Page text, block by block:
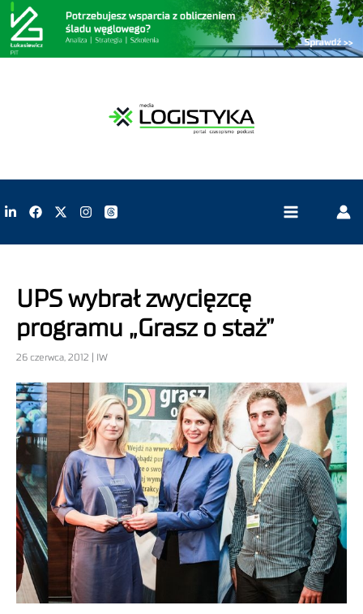
UPS wybrał zwycięzcę
programu „Grasz o staż”
26 czerwca, 2012 | IW